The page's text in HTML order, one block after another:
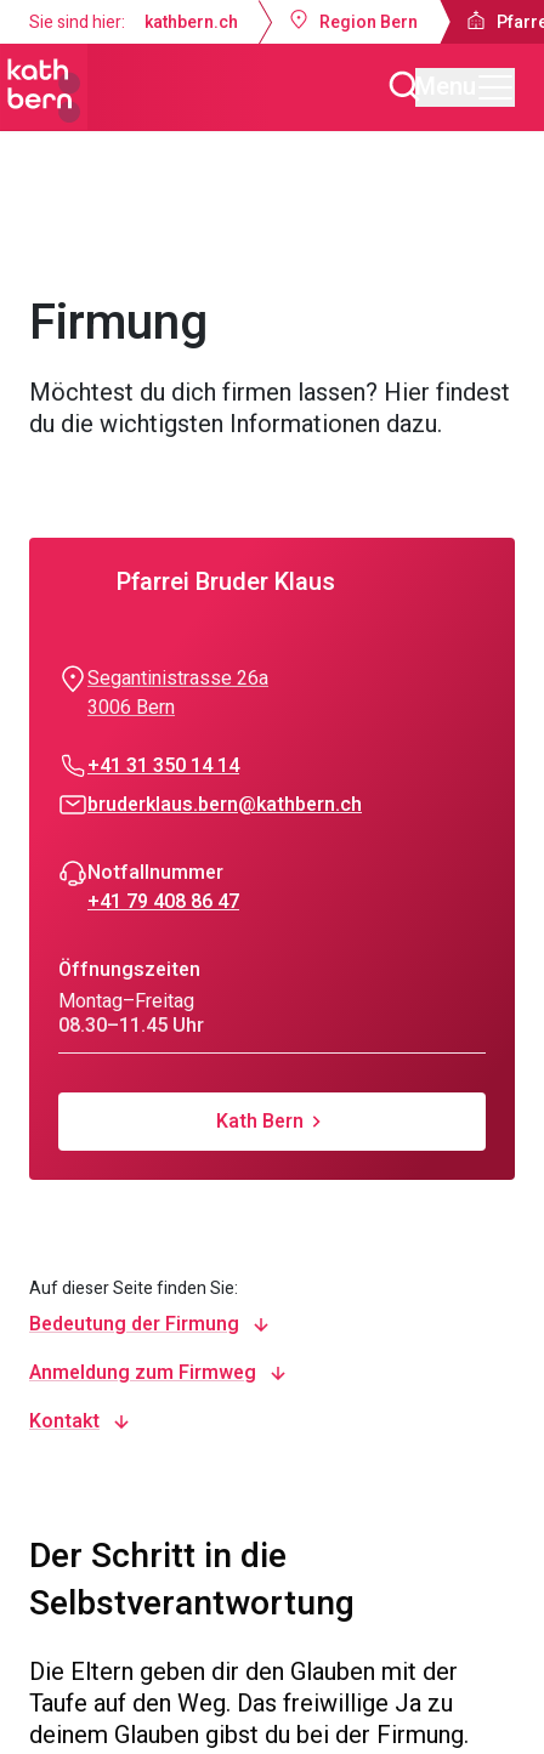
Sie sind hier: kathbern.ch Region Bern
Firmung
Möchtest du dich firmen lassen? Hier findest
du die wichtigsten Informationen dazu.
Pfarrei Bruder Klaus
Segantinistrasse 26a
3006 Bern
+41 31 350 14 14
bruderklaus.bern@kathbern.ch
Notfallnummer
+41 79 408 86 47
Öffnungszeiten
Montag–Freitag
08.30–11.45 Uhr
Kath Bern
Auf dieser Seite finden Sie:
Bedeutung der Firmung
Anmeldung zum Firmweg
Kontakt
Der Schritt in die
Selbstverantwortung
Die Eltern geben dir den Glauben mit der
Taufe auf den Weg. Das freiwillige Ja zu
deinem Glauben gibst du bei der Firmung.